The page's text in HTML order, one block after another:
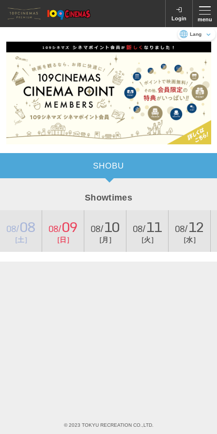
Login menu
SHOBU
Showtimes
08/08
［土］
08/09
［日］
08/10
［月］
08/11
［火］
08/12
［水］
© 2023 TOKYU RECREATION CO.,LTD.